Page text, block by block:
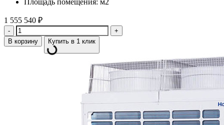
1 555 540 ₽
Количество
В корзину Купить в 1 клик